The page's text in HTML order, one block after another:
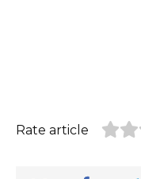
Rate article